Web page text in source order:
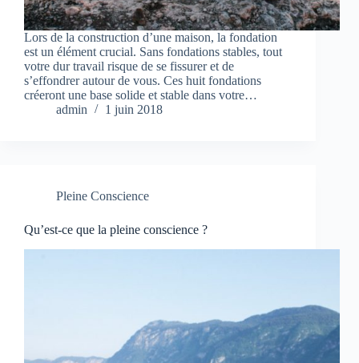
Lors de la construction d’une maison, la fondation
est un élément crucial. Sans fondations stables, tout
votre dur travail risque de se fissurer et de
s’effondrer autour de vous. Ces huit fondations
créeront une base solide et stable dans votre…
admin
1 juin 2018
Pleine Conscience
Qu’est-ce que la pleine conscience ?